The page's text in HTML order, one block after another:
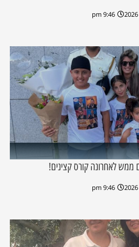
9:46 pm
לאחרונה קורס קצינים!
9:46 pm